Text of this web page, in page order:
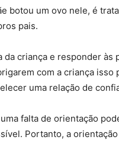
botou um ovo nele, é
pais.
criança e responder
com a criança
uma relação de
falta de orientação
Portanto, a